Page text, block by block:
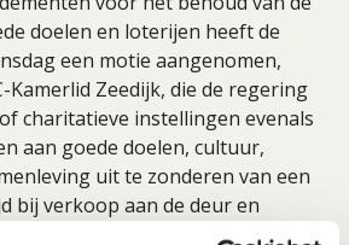
doelen en loterijen heeft de
een motie aangenomen,
Kamerlid Zeedijk, die de regering
charitatieve instellingen evenals
aan goede doelen, cultuur,
uit te zonderen van een
bij verkoop aan de deur en
motie is een goede stap